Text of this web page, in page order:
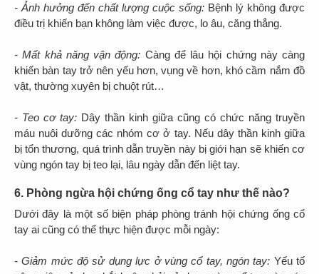
- Ảnh hưởng đến chất lượng cuộc sống: Bệnh lý không được
điều trị khiến bạn không làm việc được, lo âu, căng thẳng.
- Mất khả năng vận động: Càng để lâu hội chứng này càng
khiến bàn tay trở nên yếu hơn, vụng về hơn, khó cầm nắm đồ
vật, thường xuyên bị chuột rút…
- Teo cơ tay: Dây thần kinh giữa cũng có chức năng truyền
máu nuôi dưỡng các nhóm cơ ở tay. Nếu dây thần kinh giữa
bị tổn thương, quá trình dẫn truyền này bị giới hạn sẽ khiến cơ
vùng ngón tay bị teo lại, lâu ngày dẫn đến liệt tay.
6. Phòng ngừa hội chứng ống cổ tay như thế nào?
Dưới đây là một số biện pháp phòng tránh hội chứng ống cổ
tay ai cũng có thể thực hiện được mỗi ngày:
- Giảm mức độ sử dụng lực ở vùng cổ tay, ngón tay: Yếu tố